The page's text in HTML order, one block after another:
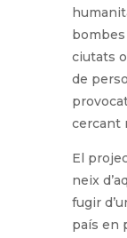
ciutats
de
cercant
El
neix
fugir
país en